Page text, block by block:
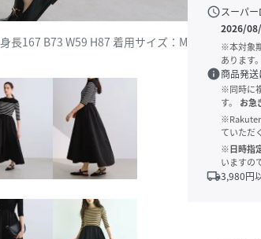
身長167 B73 W59 H87 着用サイズ：M
scheduleスーパー
2026/
※本対象
あります。
info商品発送
※同時に
す。
お急
ていただ
※日時指
いますの
local_shipping3,980円